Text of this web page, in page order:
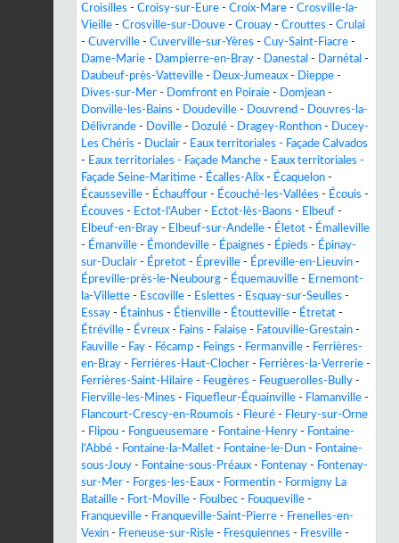
Croisilles - Croisy-sur-Eure - Croix-Mare - Crosville-la-
Vieille - Crosville-sur-Douve - Crouay - Crouttes - Crulai
- Cuverville - Cuverville-sur-Yères - Cuy-Saint-Fiacre -
Dame-Marie - Dampierre-en-Bray - Danestal - Darnétal -
Daubeuf-près-Vatteville - Deux-Jumeaux - Dieppe -
Dives-sur-Mer - Domfront en Poiraie - Domjean -
Donville-les-Bains - Doudeville - Douvrend -
Douvres-la-
Délivrande - Doville - Dozulé - Dragey-Ronthon -
Ducey-
Les Chéris - Duclair - Eaux territoriales - Façade Calvados
- Eaux territoriales - Façade Manche - Eaux territoriales -
Façade Seine-Maritime - Écalles-Alix - Écaquelon -
Écausseville - Échauffour - Écouché-les-Vallées - Écouis -
Écouves - Ectot-l'Auber - Ectot-lès-Baons - Elbeuf -
Elbeuf-en-Bray - Elbeuf-sur-Andelle - Életot - Émalleville
- Émanville - Émondeville - Épaignes - Épieds - Épinay-
sur-Duclair - Épretot - Épreville - Épreville-en-Lieuvin -
Épreville-près-le-Neubourg - Équemauville - Ernemont-
la-Villette - Escoville - Eslettes - Esquay-sur-Seulles -
Essay - Étainhus - Étienville - Étoutteville - Étretat -
Étréville - Évreux - Fains - Falaise - Fatouville-Grestain -
Fauville - Fay - Fécamp - Feings - Fermanville - Ferrières-
en-Bray - Ferrières-Haut-Clocher - Ferrières-la-Verrerie -
Ferrières-Saint-Hilaire - Feugères - Feuguerolles-Bully -
Fierville-les-Mines - Fiquefleur-Équainville - Flamanville -
Flancourt-Crescy-en-Roumois - Fleuré - Fleury-sur-Orne
- Flipou - Fongueusemare - Fontaine-Henry - Fontaine-
l'Abbé - Fontaine-la-Mallet - Fontaine-le-Dun - Fontaine-
sous-Jouy - Fontaine-sous-Préaux - Fontenay - Fontenay-
sur-Mer - Forges-les-Eaux - Formentin - Formigny La
Bataille - Fort-Moville - Foulbec - Fouqueville -
Franqueville - Franqueville-Saint-Pierre - Frenelles-en-
Vexin - Freneuse-sur-Risle - Fresquiennes - Fresville -